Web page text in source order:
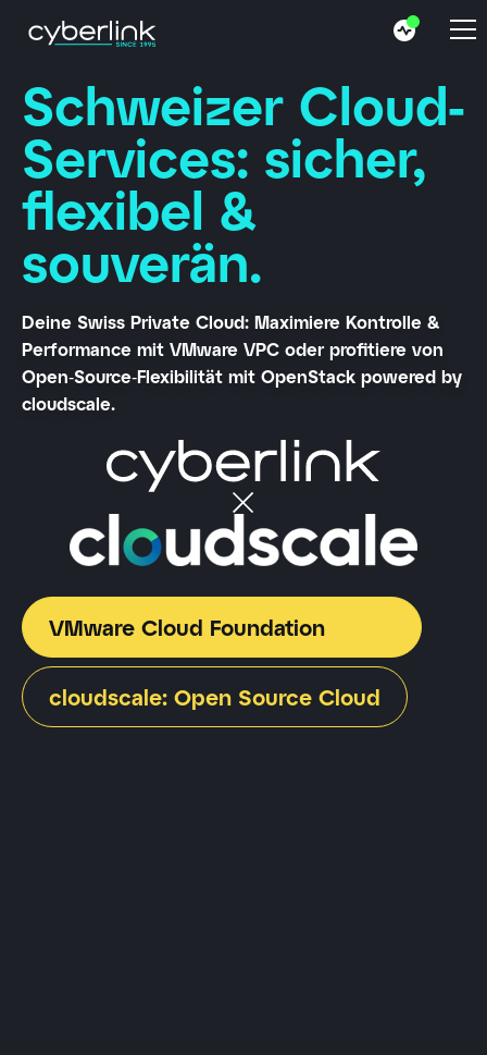
Schweizer Cloud-
Services: sicher,
flexibel &
souverän.
Deine Swiss Private Cloud: Maximiere Kontrolle &
Performance mit VMware VPC oder profitiere von
Open‑Source‑Flexibilität mit OpenStack powered by
cloudscale.
VMware Cloud Foundation
cloudscale: Open Source Cloud